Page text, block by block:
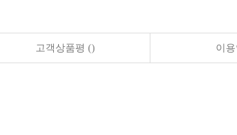
고객상품평 () 이용